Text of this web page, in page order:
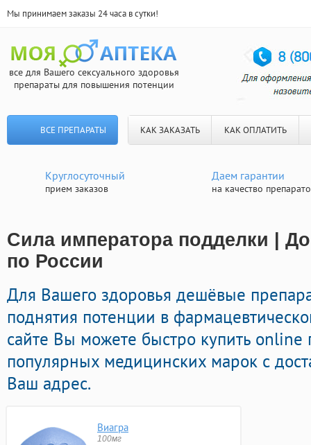
Мы принимаем заказы 24 часа в сутки!
все для Вашего сексуального здоровья
препараты для повышения потенции
ВСЕ ПРЕПАРАТЫ КАК ЗАКАЗАТЬ КАК ОПЛАТИТЬ
Круглосуточный
прием заказов
Даем гарантии
на качество
Сила императора подделки |
по России
Для Вашего здоровья дешёвые
поднятия потенции в
сайте Вы можете быстро купить online
популярных медицинских марок с
Ваш адрес.
Виагра
100мг